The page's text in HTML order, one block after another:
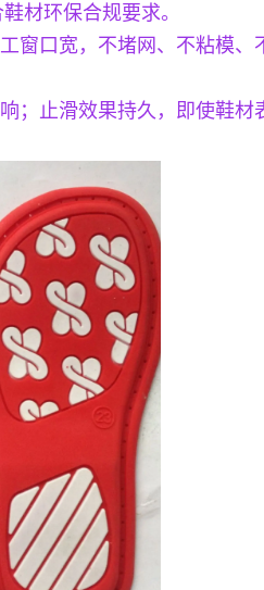
材环保合规要求。
窗口宽，不堵网、不粘模、
；止滑效果持久，即使鞋材